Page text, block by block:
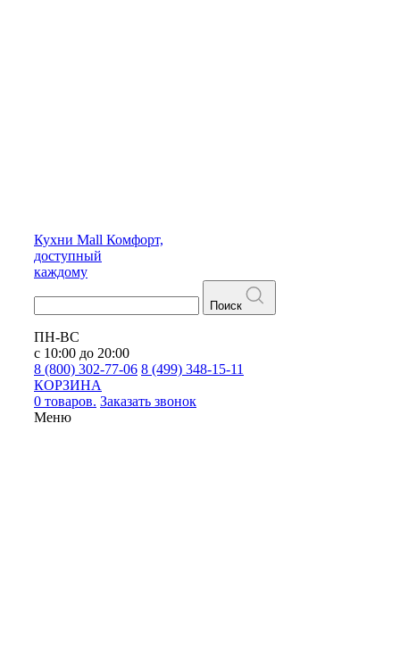
Кухни Mall Комфорт,
доступный
каждому
Поиск
ПН-ВС
с 10:00 до 20:00
8 (800) 302-77-06 8 (499) 348-15-11
КОРЗИНА
0 товаров. Заказать звонок
Меню